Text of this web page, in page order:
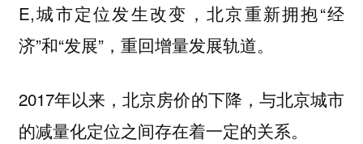
E,城市定位发生改变，北京重新拥抱“经
济”和“发展”，重回增量发展轨道。
2017年以来，北京房价的下降，与北京城市
的减量化定位之间存在着一定的关系。